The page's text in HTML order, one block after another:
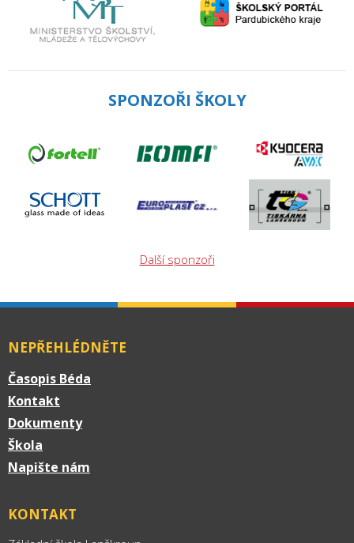
SPONZOŘI ŠKOLY
Další sponzoři
NEPŘEHLÉDNĚTE
Časopis Béda
Kontakt
Dokumenty
Škola
Napište nám
KONTAKT